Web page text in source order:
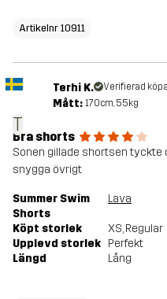
Artikelnr 10911
T
Terhi K. Verifierad
Mått: 170cm, 55kg
Bra shorts
Sonen gillade shortsen tyckte
snygga övrigt
Summer Swim
Shorts
Lava
Köpt storlek XS, Regular
Upplevd storlek Perfekt
Längd
Lång